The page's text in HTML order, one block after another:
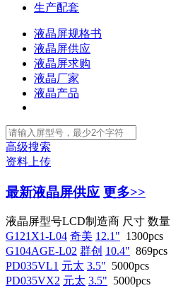
生产配套
液晶屏规格书
液晶屏供应
液晶屏求购
液晶厂家
液晶产品
高级搜索
资料上传
最新液晶屏供应 更多>>
液晶屏型号LCD制造商 尺寸 数量
G121X1-L04 奇美 12.1" 1300pcs
G104AGE-L02 群创 10.4" 869pcs
PD035VL1 元太 3.5" 5000pcs
PD035VX2 元太 3.5" 5000pcs